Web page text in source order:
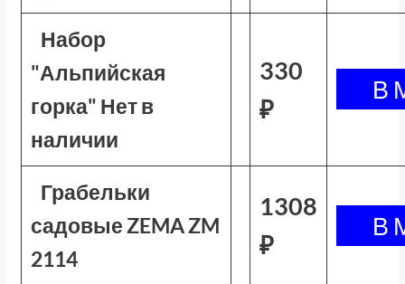
Набор
"Альпийская
горка" Нет в
наличии
330
₽
Грабельки
садовые ZEMA ZM
2114
1308
₽